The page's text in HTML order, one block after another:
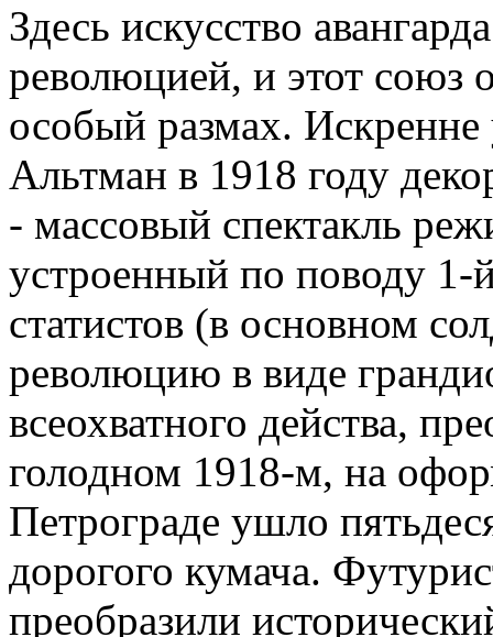
Здесь искусство
революцией, и этот союз
особый размах.
Альтман в 1918 году
- массовый спектакль
устроенный по поводу
статистов (в основном
революцию в виде
всеохватного действа,
голодном 1918-м, на
Петрограде ушло
дорогого кумача.
преобразили